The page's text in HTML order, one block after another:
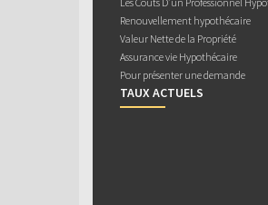
Renouvellement hypothécaire
Valeur Nette de la Propriété
Assurance vie Hypothécaire
Pour présenter une demande
TAUX ACTUELS